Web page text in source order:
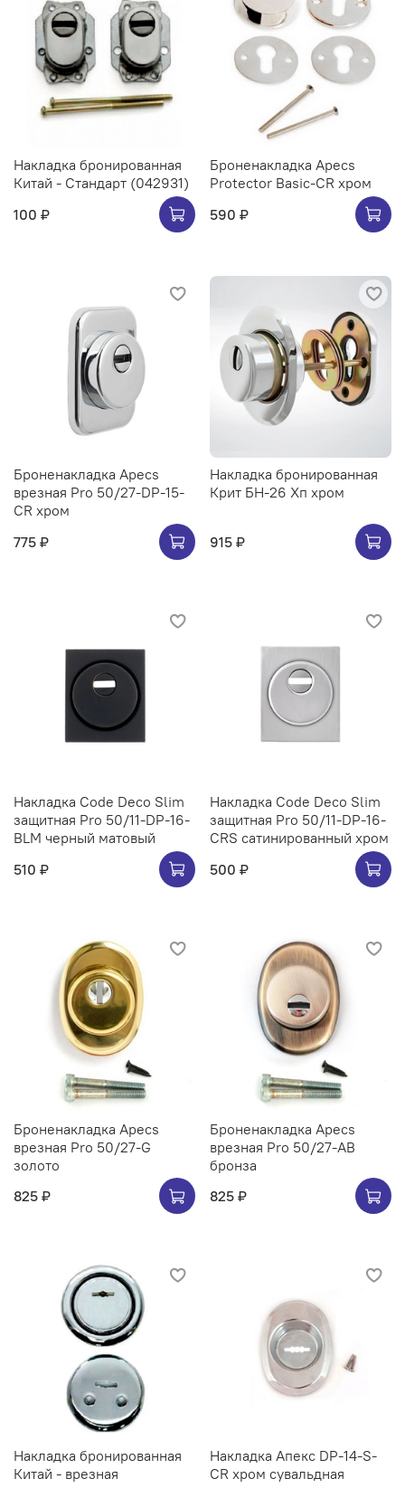
Накладка бронированная
Китай - Стандарт (042931)
100 ₽
Броненакладка Apecs
Protector Basic-CR хром
590 ₽
Броненакладка Apecs
врезная Pro 50/27-DP-15-
CR хром
775 ₽
Накладка бронированная
Крит БН-26 Хп хром
915 ₽
Накладка Code Deco Slim
защитная Pro 50/11-DP-16-
BLM черный матовый
510 ₽
Накладка Code Deco Slim
защитная Pro 50/11-DP-16-
CRS сатинированный хром
500 ₽
Броненакладка Apecs
врезная Pro 50/27-G
золото
825 ₽
Броненакладка Apecs
врезная Pro 50/27-AB
бронза
825 ₽
Накладка бронированная
Китай - врезная
Накладка Апекс DP-14-S-
CR хром сувальдная